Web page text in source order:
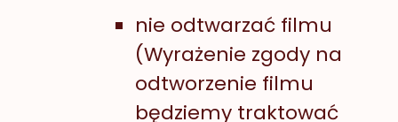
nie odtwarzać filmu
(Wyrażenie zgody na
odtworzenie filmu
będziemy traktować